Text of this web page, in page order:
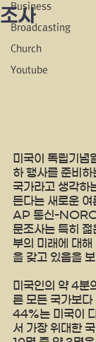
Business
Broadcasting
Church
Youtube
조사
미국이 독립기
하 행사를 준비
국가라고 생각하
든다는 새로운 여
AP 통신-NORC
문조사는 특히
부의 미래에 대
을 갖고 있음을
미국인의 약 4분
른 모든 국가보다
44%는 미국이
서 가장 위대한